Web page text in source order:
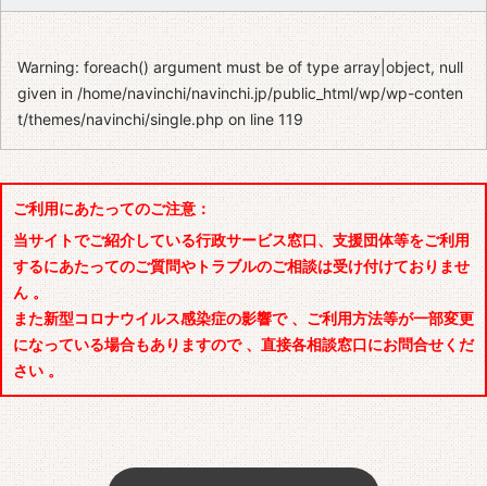
Warning: foreach() argument must be of type array|object, null
given in/home/navinchi/navinchi.jp/public_html/wp/wp-conten
t/themes/navinchi/single.php on line119
ご利用にあたってのご注意：
当サイトでご紹介している行政サービス窓口、支援団体等をご利用
するにあたってのご質問やトラブルのご相談は受け付けておりませ
ん 。
また新型コロナウイルス感染症の影響で 、ご利用方法等が一部変更
になっている場合もありますので 、直接各相談窓口にお問合せくだ
さい 。